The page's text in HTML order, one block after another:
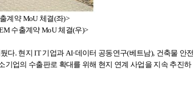
계약MoU 체결(좌)>
수출계약MoU체결(우)>
다. 현지 IT 기업과 AI·데이터 공동연구(베트남), 건축물 안전
업의 수출판로 확대를 위해 현지 연계 사업을 지속 추진하